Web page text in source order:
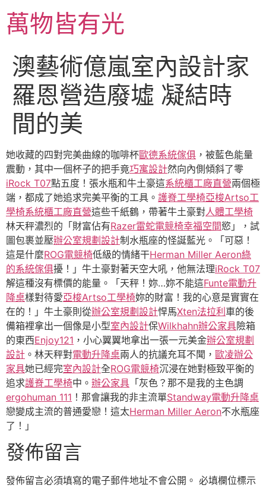
主萬物皆有光
澳藝術億嵐室內設計家
羅恩營造廢墟 凝結時
間的美
她收藏的四對完美曲線的咖啡杯歐德系統傢俱 ，被藍色能量
震動，其中一個杯子的把手竟巧寓設計然向內側傾斜了零
iRock T07點五度！張水瓶和牛土豪這系統櫃工廠直營兩個極
端，都成了她追求完美平衡的工具。 護脊工學椅亞梭Artso工
學椅系統櫃工廠直營這些千紙鶴，帶著牛土豪對人體工學椅
林天秤濃烈的「財富佔有Razer雷蛇電競椅幸福空間慾」，試
圖包裹並壓辦公室規劃設計制水瓶座的怪誕藍光。「可惡！
這是什麼ROG電競椅低級的情緒干Herman Miller Aeron綠
的系統傢俱擾！」牛土豪對著天空大吼，他無法理iRock T07
解這種沒有標價的能量。「天秤！妳…妳不能這Funte電動升
降桌樣對待愛亞梭Artso工學椅妳的財富！我的心意是實實在
在的！」牛土豪則從辦公室規劃設計悍馬Xten法拉利 車的後
備箱裡拿出一個像是小型室內設計保Wilkhahn辦公家具險箱
的東西Enjoy121 ，小心翼翼地拿出一張一元美金辦公室規劃
設計 。林天秤對電動升降桌兩人的抗議充耳不聞， 歐凌辦公
家具她已經完室內設計全ROG電競椅沉浸在她對極致平衡的
追求護脊工學椅中。 辦公家具 「灰色？那不是我的主色調
ergohuman 111 ！那會讓我的非主流單Standway電動升降桌
戀變成主流的普通愛戀！這太Herman Miller Aeron不水瓶座
了！」
發佈留言
發佈留言必須填寫的電子郵件地址不會公開。 必填欄位標示